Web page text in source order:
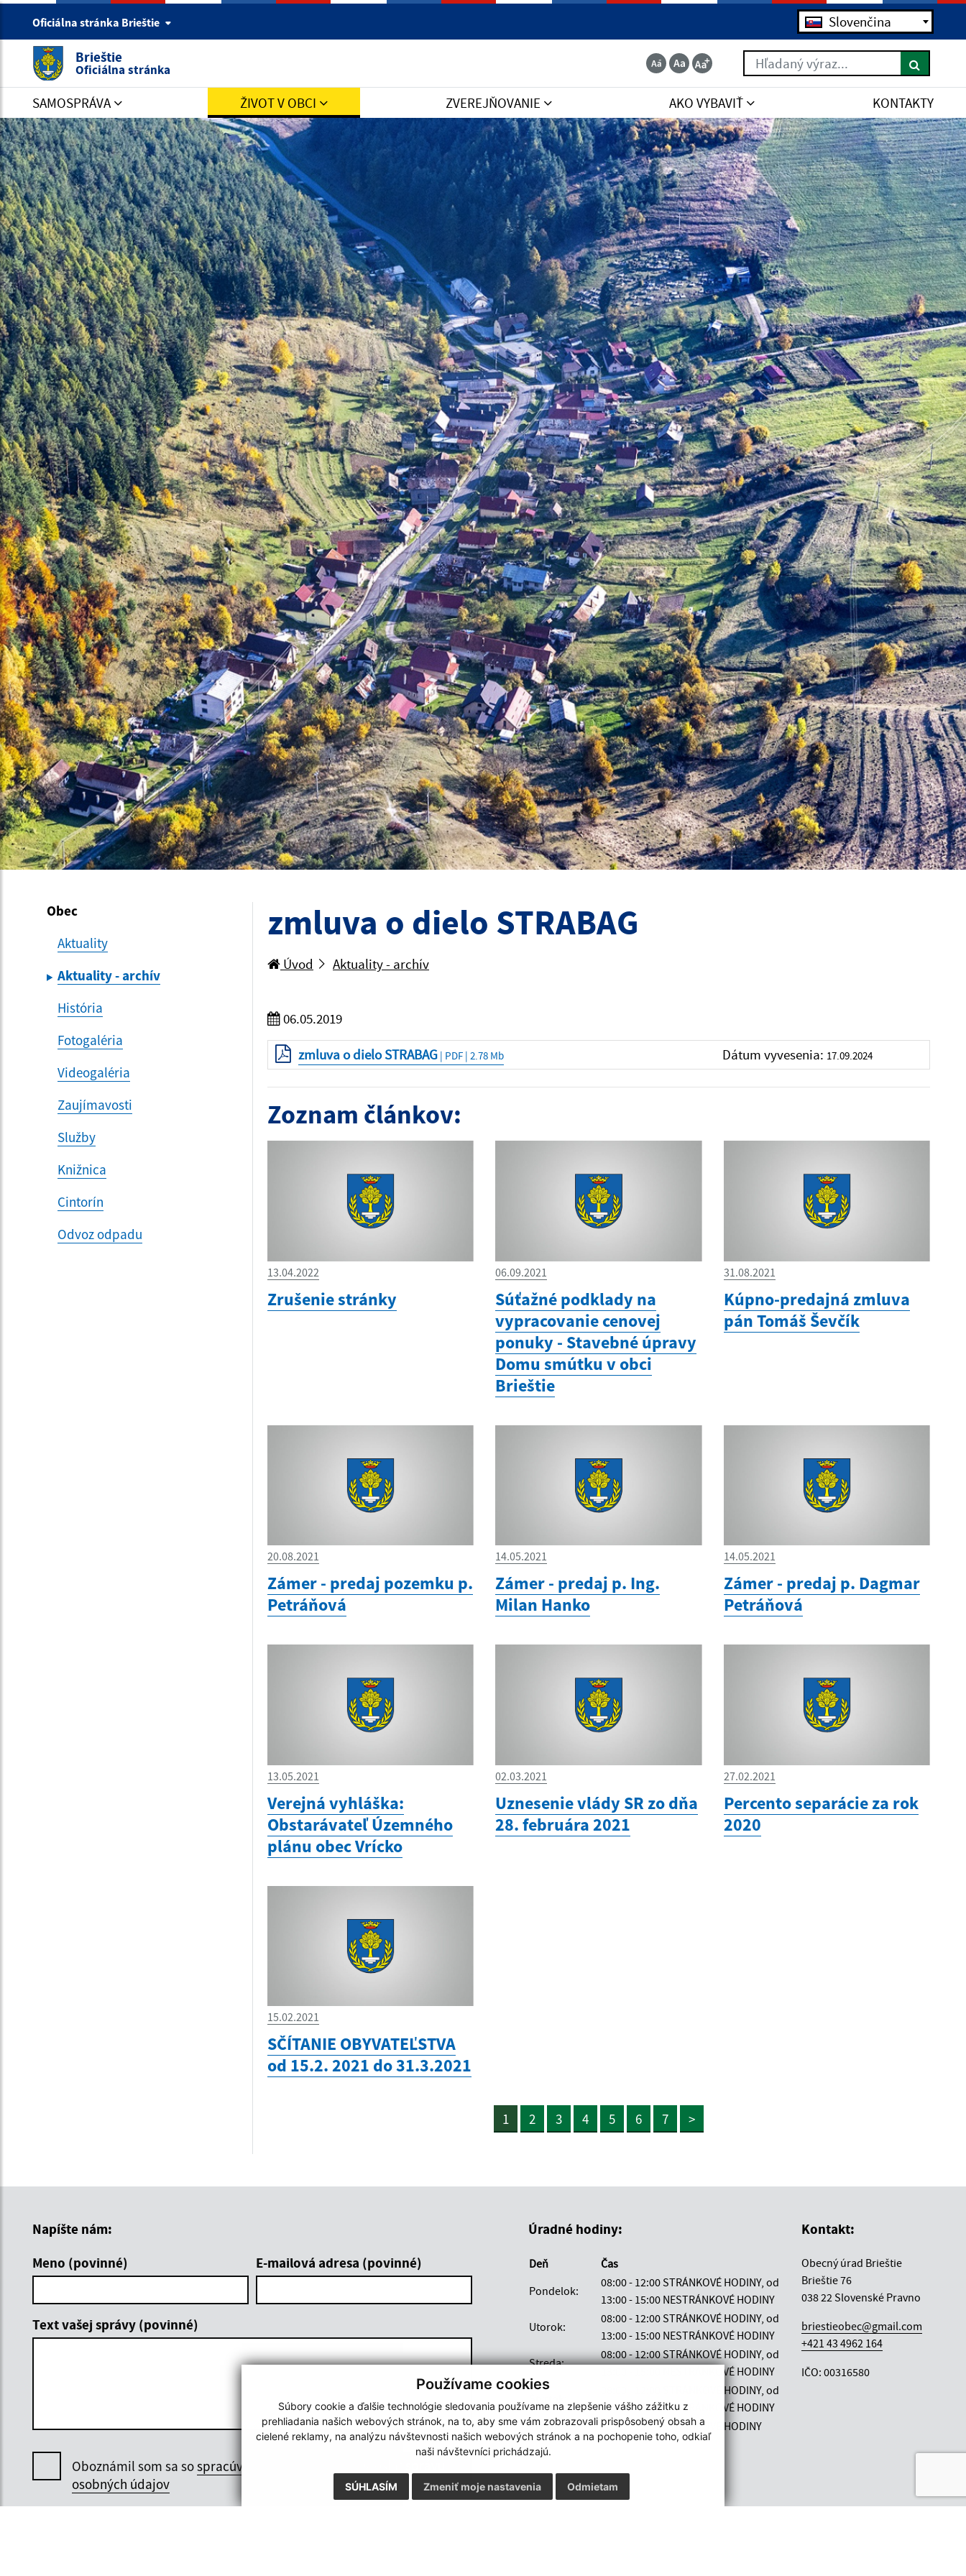
Používame cookies
Súbory cookie a ďalšie technológie sledovania používame na zlepšenie vášho zážitku z
prehliadania našich webových stránok, na to, aby sme vám zobrazovali prispôsobený obsah a
cielené reklamy, na analýzu návštevnosti našich webových stránok a na pochopenie toho, odkiaľ
naši návštevníci prichádzajú.
SÚHLASÍM Odmietam
Zmeniť moje nastavenia
Oficiálna stránka Brieštie Slovenčina
Brieštie
Oficiálna stránka
Hľadaný výraz...
SAMOSPRÁVA ŽIVOT V OBCI ZVEREJŇOVANIE AKO VYBAVIŤ KONTAKTY
Obec
Aktuality
Aktuality - archív
História
Fotogaléria
Videogaléria
Zaujímavosti
Služby
Knižnica
Cintorín
Odvoz odpadu
zmluva o dielo STRABAG
Úvod Aktuality - archív
06.05.2019
zmluva o dielo STRABAG| PDF | 2.78 Mb Dátum vyvesenia: 17.09.2024
Zoznam článkov:
13.04.2022
Zrušenie stránky
06.09.2021
Súťažné podklady na
vypracovanie cenovej
ponuky - Stavebné úpravy
Domu smútku v obci
Brieštie
31.08.2021
Kúpno-predajná zmluva
pán Tomáš Ševčík
20.08.2021
Zámer - predaj pozemku p.
Petráňová
14.05.2021
Zámer - predaj p. Ing.
Milan Hanko
14.05.2021
Zámer - predaj p. Dagmar
Petráňová
13.05.2021
Verejná vyhláška:
Obstarávateľ Územného
plánu obec Vrícko
02.03.2021
Uznesenie vlády SR zo dňa
28. februára 2021
27.02.2021
Percento separácie za rok
2020
15.02.2021
SČÍTANIE OBYVATEĽSTVA
od 15.2. 2021 do 31.3.2021
1 2 3 4 5 6 7 >
Napíšte nám:
Meno (povinné)
E-mailová adresa (povinné)
Text vašej správy (povinné)
Oboznámil som sa sospracúvaním
osobných údajov
Google reCaptcha Response
Úradné hodiny:
Deň
Čas
Pondelok:
08:00 - 12:00 STRÁNKOVÉ HODINY, od
13:00 - 15:00 NESTRÁNKOVÉ HODINY
Utorok:
08:00 - 12:00 STRÁNKOVÉ HODINY, od
13:00 - 15:00 NESTRÁNKOVÉ HODINY
Streda:
08:00 - 12:00 STRÁNKOVÉ HODINY, od
13:00 - 15:00 NESTRÁNKOVÉ HODINY
08:00 - 12:00 STRÁNKOVÉ HODINY, od
13:00 - 15:00 NESTRÁNKOVÉ HODINY
Piatok:
08:00 - 12:00 STRÁNKOVÉ HODINY
Kontakt:
Obecný úrad Brieštie
Brieštie 76
038 22 Slovenské Pravno
briestieobec@gmail.com
+421 43 4962 164
IČO: 00316580